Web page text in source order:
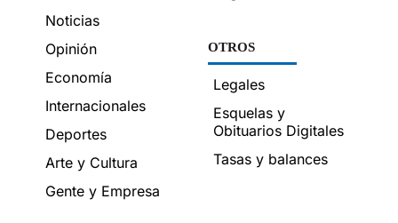
Noticias
Opinión
Economía
Internacionales
Deportes
Arte y Cultura
Gente y Empresa
OTROS
Legales
Esquelas y
Obituarios Digitales
Tasas y balances